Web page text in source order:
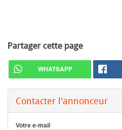
Partager cette page
WHATSAPP
Contacter l'annonceur
Votre e-mail